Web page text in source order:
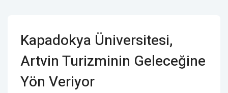
Kapadokya Üniversitesi,
Artvin Turizminin Geleceğine
Yön Veriyor